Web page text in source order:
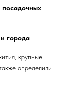
посадочных
города
крупные
определили